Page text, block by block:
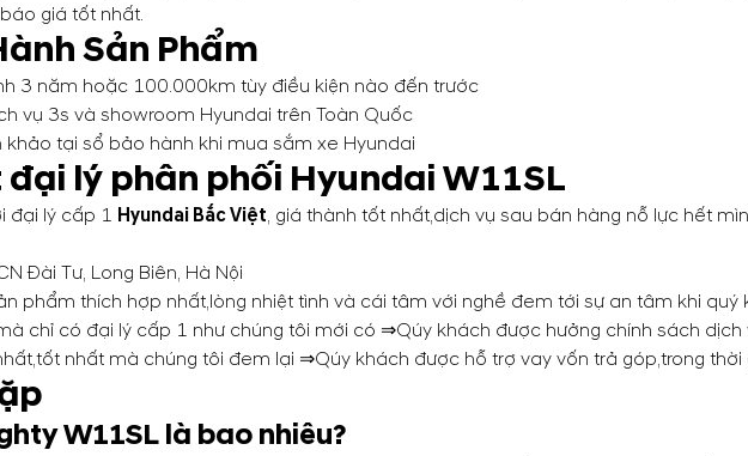
giá tốt nhất.
Sản Phẩm
3 năm hoặc 100.000km tùy điều kiện nào đến trước
vụ 3s và showroom Hyundai trên Toàn Quốc
tại sổ bảo hành khi mua sắm xe Hyundai
lý phân phối Hyundai W11SL
đại lý cấp 1 Hyundai Bắc Việt, giá thành tốt nhất,dịch vụ sau bán hàng nỗ lực hết
Đài Tư, Long Biên, Hà Nội
phẩm thích hợp nhất,lòng nhiệt tình và cái tâm với nghề đem tới sự an tâm khi
chỉ có đại lý cấp 1 như chúng tôi mới có ⇒Qúy khách được hưởng chính sách
nhất mà chúng tôi đem lại ⇒Qúy khách được hỗ trợ vay vốn trả góp,trong
W11SL là bao nhiêu?